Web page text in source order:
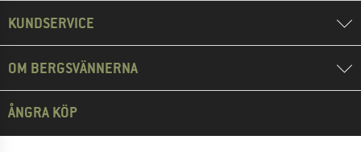
KUNDSERVICE
OM BERGSVÄNNERNA
ÅNGRA KÖP